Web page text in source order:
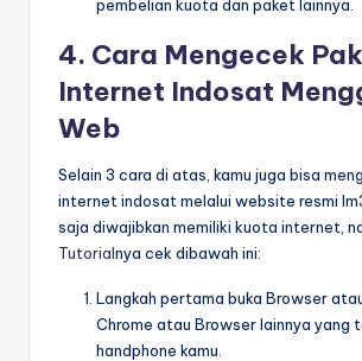
pembelian kuota dan paket lainnya.
4. Cara Mengecek
Internet Indosat
Web
Selain 3 cara di atas, kamu juga bisa
internet indosat melalui website resmi
saja diwajibkan memiliki kuota internet,
Tutorialnya cek dibawah ini:
Langkah pertama buka Browser
Chrome atau Browser lainnya yang
handphone kamu.